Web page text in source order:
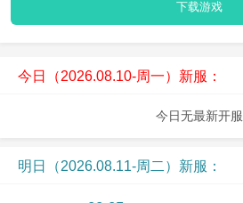
下载游戏
今日（2026.08.10-周一）新服：
今日无最新开服
明日（2026.08.11-周二）新服：